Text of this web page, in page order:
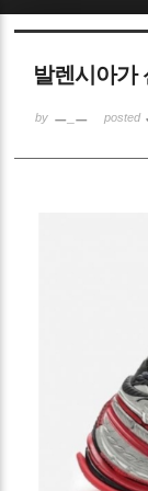
발렌시아가
by ㅡ_ㅡ posted